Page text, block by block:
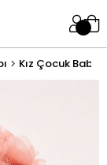
Kız Çocuk Babet